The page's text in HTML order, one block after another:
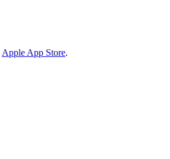
Apple App Store.